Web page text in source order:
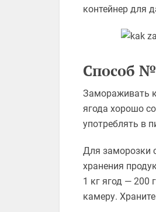
контейнер для
Способ №
Замораживать
ягода хорошо
употреблять в
Для заморозки
хранения
1 кг ягод — 200
камеру.